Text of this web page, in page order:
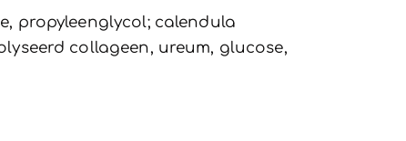
propyleenglycol; calendula
collageen, ureum, glucose,